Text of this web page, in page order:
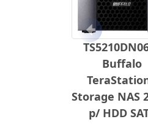
Buffalo
Storage NAS
p/ HDD
Anterior